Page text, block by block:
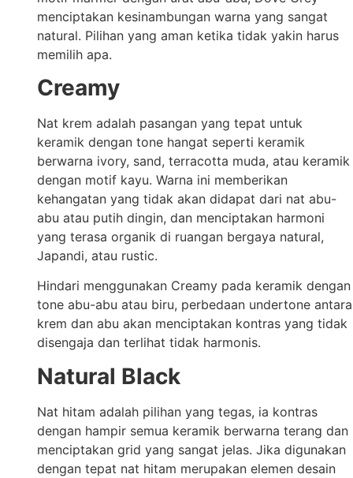
menciptakan kesinambungan warna yang sangat
natural. Pilihan yang aman ketika tidak yakin harus
memilih apa.
Creamy
Nat krem adalah pasangan yang tepat untuk
keramik dengan tone hangat seperti keramik
berwarna ivory, sand, terracotta muda, atau keramik
dengan motif kayu. Warna ini memberikan
kehangatan yang tidak akan didapat dari nat abu-
abu atau putih dingin, dan menciptakan harmoni
yang terasa organik di ruangan bergaya natural,
Japandi, atau rustic.
Hindari menggunakan Creamy pada keramik dengan
tone abu-abu atau biru, perbedaan undertone antara
krem dan abu akan menciptakan kontras yang tidak
disengaja dan terlihat tidak harmonis.
Natural Black
Nat hitam adalah pilihan yang tegas, ia kontras
dengan hampir semua keramik berwarna terang dan
menciptakan grid yang sangat jelas. Jika digunakan
dengan tepat nat hitam merupakan elemen desain